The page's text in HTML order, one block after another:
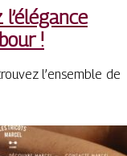
!
l’ensemble de